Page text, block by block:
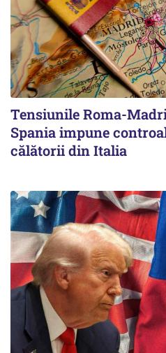
Tensiunile Roma-
Spania impune
călătorii din Italia